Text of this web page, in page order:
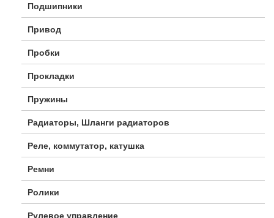
Подшипники
Привод
Пробки
Прокладки
Пружины
Радиаторы, Шланги радиаторов
Реле, коммутатор, катушка
Ремни
Ролики
Рулевое управление